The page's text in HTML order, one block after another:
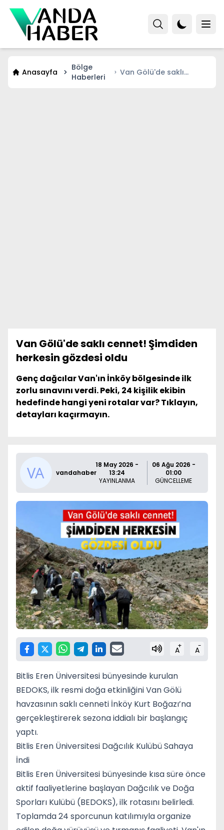
Anasayfa
Bölge
Haberleri
Van Gölü'de saklı
Van Gölü'de saklı cennet! Şimdiden
herkesin gözdesi oldu
Genç dağcılar Van'ın İnköy bölgesinde ilk
zorlu sınavını verdi. Peki, 24 kişilik ekibin
hedefinde hangi yeni rotalar var? Tıklayın,
detayları kaçırmayın.
vandahaber
18 May 2026 -
13:24
YAYINLANMA
06 Ağu 2026 -
01:00
GÜNCELLEME
A+ A-
Bitlis Eren Üniversitesi bünyesinde kurulan
BEDOKS, ilk resmi doğa etkinliğini Van Gölü
havzasının saklı cenneti İnköy Kurt Boğazı’na
gerçekleştirerek sezona iddialı bir başlangıç
yaptı.
Bitlis Eren Üniversitesi Dağcılık Kulübü Sahaya
İndi
Bitlis Eren Üniversitesi bünyesinde kısa süre önce
aktif faaliyetlerine başlayan Dağcılık ve Doğa
Sporları Kulübü (BEDOKS), ilk rotasını belirledi.
Toplamda 24 sporcunun katılımıyla organize